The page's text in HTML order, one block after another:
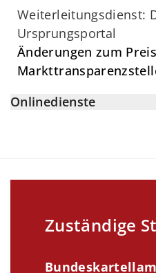
Weiterleitungsdienst:
Ursprungsportal
Änderungen zum
Onlinedienste
Zuständige